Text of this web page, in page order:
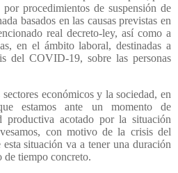
por procedimientos de suspensión de
basados en las causas previstas en
real decreto-ley, así como a
en el ámbito laboral, destinadas a
del COVID-19, sobre las personas
económicos y la sociedad, en
estamos ante un momento de
productiva acotado por la situación
con motivo de la crisis del
situación va a tener una duración
de tiempo concreto.